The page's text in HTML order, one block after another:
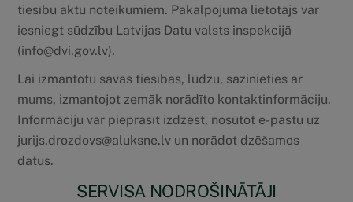
tiesību aktu noteikumiem. Pakalpojuma lietotājs var
iesniegt sūdzību Latvijas Datu valsts inspekcijā
(info@dvi.gov.lv).
Lai izmantotu savas tiesības, lūdzu, sazinieties ar
mums, izmantojot zemāk norādīto kontaktinformāciju.
Informāciju var pieprasīt izdzēst, nosūtot e-pastu uz
jurijs.drozdovs@aluksne.lv un norādot dzēšamos
datus.
SERVISA NODROŠINĀTĀJI